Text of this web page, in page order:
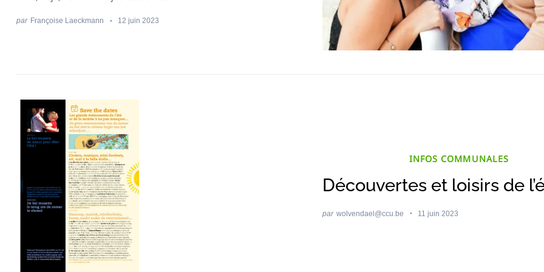
par Françoise Laeckmann 12 juin 2023
INFOS COMMUNALES
Découvertes et loisirs de
par wolvendael@ccu.be 11 juin 2023